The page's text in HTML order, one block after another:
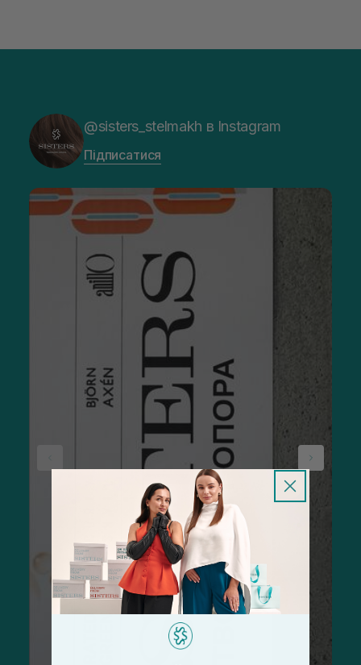
@sisters_stelmakh в Instagram
Підписатися